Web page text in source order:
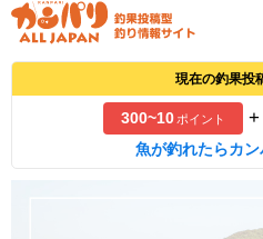
現在の釣果投
300~10ポイント +
魚が釣れたらカ